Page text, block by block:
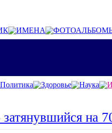
ИМЕНА
Политика Здоровье Наука
на